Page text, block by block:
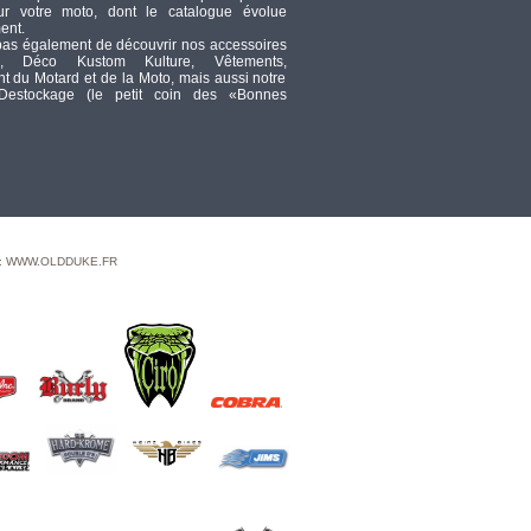
- FILTRE A AIR - K&N -
MILWAUKEE EIGHT
TOURING 17UP /
SOFTAIL 18UP -
STREET METAL OVALE POUR
MILWAUKEE EIGHT - noir avec
APEHANGER - 82UP AVEC
EMPREINTES - HAUTEUR :20" -
172,32
TTC
TRIKTOPZ - SPIKE -
CHROME
votre moto, dont le catalogue évolue
également de découvrir nos accessoires
Déco Kustom Kulture, Vêtements,
du Motard et de la Moto, mais aussi notre
(le petit coin des «Bonnes